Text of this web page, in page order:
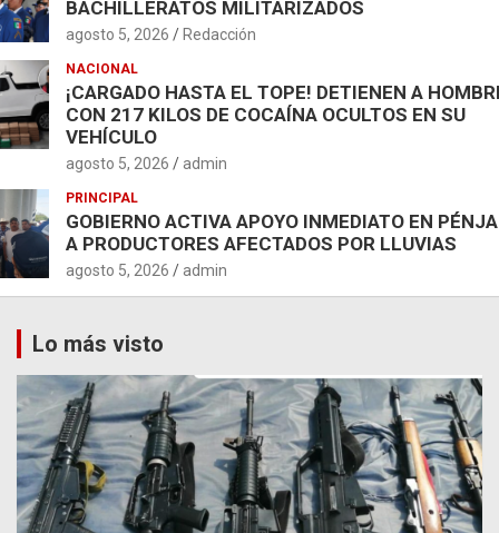
BACHILLERATOS MILITARIZADOS
agosto 5, 2026 Redacción
NACIONAL
¡CARGADO HASTA EL TOPE! DETIENEN A
CON 217 KILOS DE COCAÍNA OCULTOS EN SU
VEHÍCULO
agosto 5, 2026 admin
PRINCIPAL
GOBIERNO ACTIVA APOYO INMEDIATO EN
A PRODUCTORES AFECTADOS POR LLUVIAS
agosto 5, 2026 admin
Lo más visto